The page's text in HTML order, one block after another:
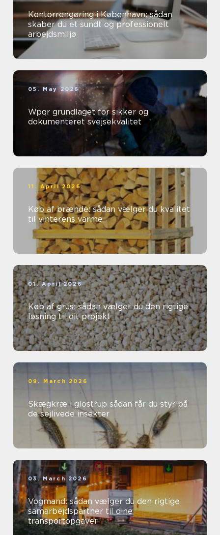
Kontorrengøring i København: sådan
skaber du et sundt og professionelt
arbejdsmiljø
05. May 2026
Wpqr grundlaget for sikker og
dokumenteret svejsekvalitet
11. April 2026
Køb af brænde: sådan vælger du kvalitet
til vinterens varme
01. April 2026
Køb af grus: sådan vælger du den rigtige
løsning til dit projekt
09. March 2026
Skægkræ i glostrup sådan får du styr på
de sejlivede insekter
03. March 2026
Vogmand: sådan vælger du den rigtige
samarbejdspartner til dine
transportopgaver